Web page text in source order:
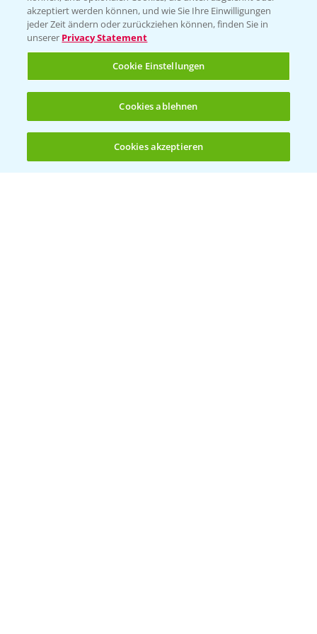
(noch 4)
Vegetables Deutschland
Infos
LINKS
Apps
Wetter Aktuell
akzeptiert werden können, und wie Sie Ihre Einwilligungen
jeder Zeit ändern oder zurückziehen können, finden Sie in
unserer Privacy Statement
Cookie Einstellungen
Cookies ablehnen
Cookies akzeptieren